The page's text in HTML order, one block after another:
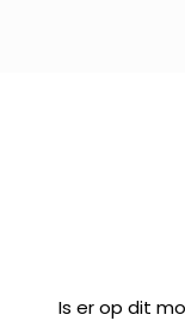
Is er op dit